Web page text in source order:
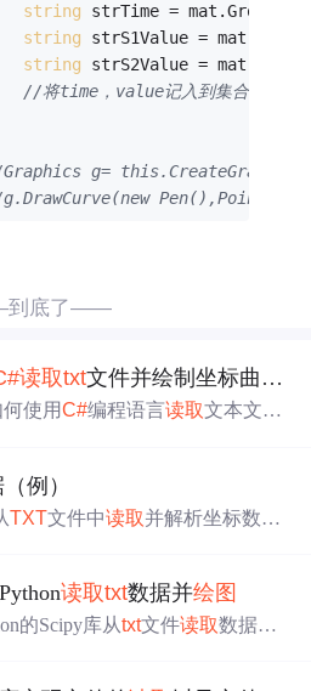
string strTime = mat.Groups[
string strS1Value =
string strS2Value =
//将time，value记入到集合中（
g=
Pen(),Point[]
底了——
读取txt文件并绘制坐标曲线图
使用C#编程语言读取文本文
本绘图
例）
TXT文件中读取并解析坐标数据
读取txt数据并绘图
的Scipy库从txt文件读取数据，